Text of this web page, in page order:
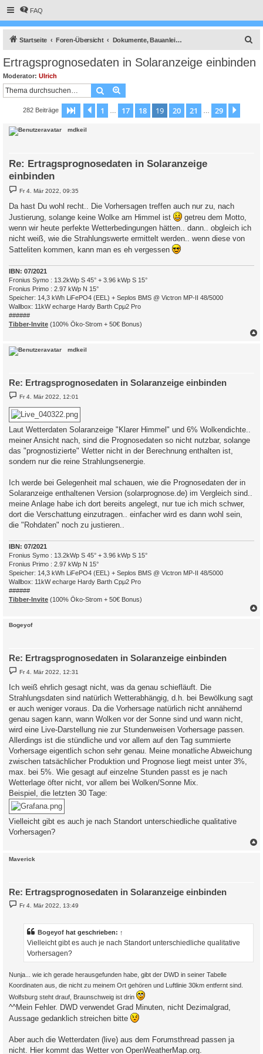
FAQ
Startseite Foren-Übersicht Dokumente, Bauanleitungen und How To's
c
Ertragsprognosedaten in Solaranzeige einbinden
Moderator: Ulrich
Suche
282 Beiträge Seite 19 von 29
Vorherige
1 17 18 19 20 21 29
mdkeil
Re: Ertragsprognosedaten in Solaranzeige
einbinden
B
e
t
r
g
Fr 4. Mär 2022, 09:35
Da hast Du wohl recht.. Die Vorhersagen treffen auch nur zu, nach
Justierung, solange keine Wolke am Himmel ist
getreu dem Motto,
wenn wir heute perfekte Wetterbedingungen hätten.. dann.. obgleich ich
nicht weiß, wie die Strahlungswerte ermittelt werden.. wenn diese von
Satteliten kommen, kann man es eh vergessen
IBN: 07/2021
Fronius Symo : 13.2kWp S 45° + 3.96 kWp S 15°
Fronius Primo : 2.97 kWp N 15°
Speicher: 14,3 kWh LiFePO4 (EEL) + Seplos BMS @ Victron MP-II 48/5000
Wallbox: 11kW echarge Hardy Barth Cpμ2 Pro
######
Tibber-Invite (100% Öko-Strom + 50€ Bonus)
mdkeil
Re: Ertragsprognosedaten in Solaranzeige einbinden
B
e
i
t
r
a
g
Fr 4. Mär 2022, 12:01
Laut Wetterdaten Solaranzeige "Klarer Himmel" und 6% Wolkendichte..
meiner Ansicht nach, sind die Prognosedaten so nicht nutzbar, solange
das "prognostizierte" Wetter nicht in der Berechnung enthalten ist,
sondern nur die reine Strahlungsenergie.
Ich werde bei Gelegenheit mal schauen, wie die Prognosedaten der in
Solaranzeige enthaltenen Version (solarprognose.de) im Vergleich sind..
meine Anlage habe ich dort bereits angelegt, nur tue ich mich schwer,
dort die Verschattung einzutragen.. einfacher wird es dann wohl sein,
die "Rohdaten" noch zu justieren..
IBN: 07/2021
Fronius Symo : 13.2kWp S 45° + 3.96 kWp S 15°
Fronius Primo : 2.97 kWp N 15°
Speicher: 14,3 kWh LiFePO4 (EEL) + Seplos BMS @ Victron MP-II 48/5000
Wallbox: 11kW echarge Hardy Barth Cpμ2 Pro
######
Tibber-Invite (100% Öko-Strom + 50€ Bonus)
Bogeyof
Re: Ertragsprognosedaten in Solaranzeige einbinden
B
e
t
r
g
Fr 4. Mär 2022, 12:31
Ich weiß ehrlich gesagt nicht, was da genau schiefläuft. Die
Strahlungsdaten sind natürlich Wetterabhängig, d.h. bei Bewölkung sagt
er auch weniger voraus. Da die Vorhersage natürlich nicht annähernd
genau sagen kann, wann Wolken vor der Sonne sind und wann nicht,
wird eine Live-Darstellung nie zur Stundenweisen Vorhersage passen.
Allerdings ist die stündliche und vor allem auf den Tag summierte
Vorhersage eigentlich schon sehr genau. Meine monatliche Abweichung
zwischen tatsächlicher Produktion und Prognose liegt meist unter 3%,
max. bei 5%. Wie gesagt auf einzelne Stunden passt es je nach
Wetterlage öfter nicht, vor allem bei Wolken/Sonne Mix.
Beispiel, die letzten 30 Tage:
Vielleicht gibt es auch je nach Standort unterschiedliche qualitative
Vorhersagen?
Maverick
Re: Ertragsprognosedaten in Solaranzeige einbinden
BFr 4. Mär 2022, 13:49
Bogeyof hat geschrieben: ↑
Vielleicht gibt es auch je nach Standort unterschiedliche qualitative
Vorhersagen?
Nunja... wie ich gerade herausgefunden habe, gibt der DWD in seiner Tabelle
Koordinaten aus, die nicht zu meinem Ort gehören und Luftlinie 30km entfernt sind.
Wolfsburg steht drauf, Braunschweig ist drin
^^Mein Fehler. DWD verwendet Grad Minuten, nicht Dezimalgrad,
Aussage gedanklich streichen bitte
Aber auch die Wetterdaten (live) aus dem Forumsthread passen ja
nicht. Hier kommt das Wetter von OpenWeatherMap.org.